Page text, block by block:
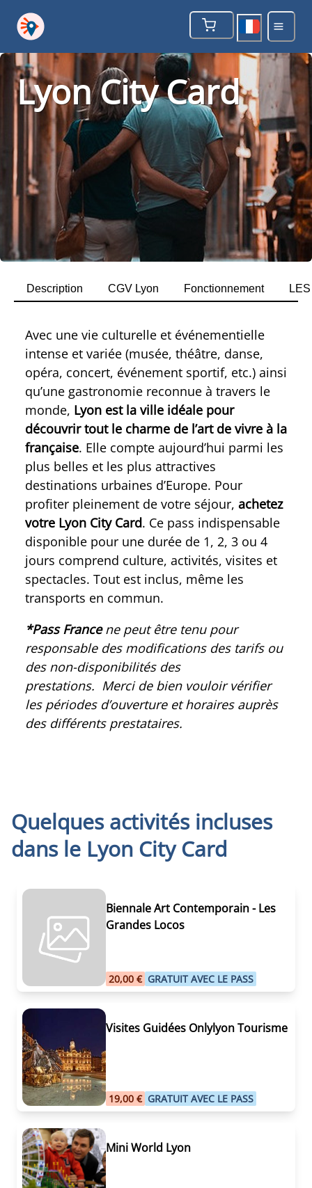
Lyon City Card
Description CGV Lyon Fonctionnement
Avec une vie culturelle et événementielle
intense et variée (musée, théâtre, danse,
opéra, concert, événement sportif, etc.) ainsi
qu’une gastronomie reconnue à travers le
monde, Lyon est la ville idéale pour
découvrir tout le charme de l’art de vivre à la
française. Elle compte aujourd’hui parmi les
plus belles et les plus attractives
destinations urbaines d’Europe. Pour
profiter pleinement de votre séjour, achetez
votre Lyon City Card. Ce pass indispensable
disponible pour une durée de 1, 2, 3 ou 4
jours comprend culture, activités, visites et
spectacles. Tout est inclus, même les
transports en commun.
*Pass Francene peut être tenu pour
responsable des modifications des tarifs ou
des non-disponibilités des
prestations. Merci de bien vouloir vérifier
les périodes d’ouverture et horaires auprès
des différents prestataires.
Quelques activités incluses
dans le Lyon City Card
Biennale Art Contemporain - Les
Grandes Locos
20,00 € GRATUIT AVEC LE PASS
Visites Guidées Onlylyon Tourisme
19,00 € GRATUIT AVEC LE PASS
Mini World Lyon